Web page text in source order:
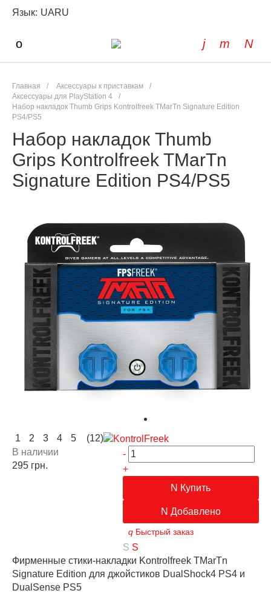
Язык: UARU
Главная / Аксессуары к приставкам
/
Аксессуары для PlayStation 4
/
Набор накладок Thumb Grips Kontrolfreek TMarTn Signature Edition
PS4/PS5
Набор накладок Thumb
Grips Kontrolfreek TMarTn
Signature Edition PS4/PS5
1 2 3 4 5
(12)
В наличии
295 грн.
-
+
Купить
Добавлено
Быстрый заказ
Фирменные стики-накладки Kontrolfreek TMarTn
Signature Edition для джойстиков DualShock4 PS4 и
DualSense PS5